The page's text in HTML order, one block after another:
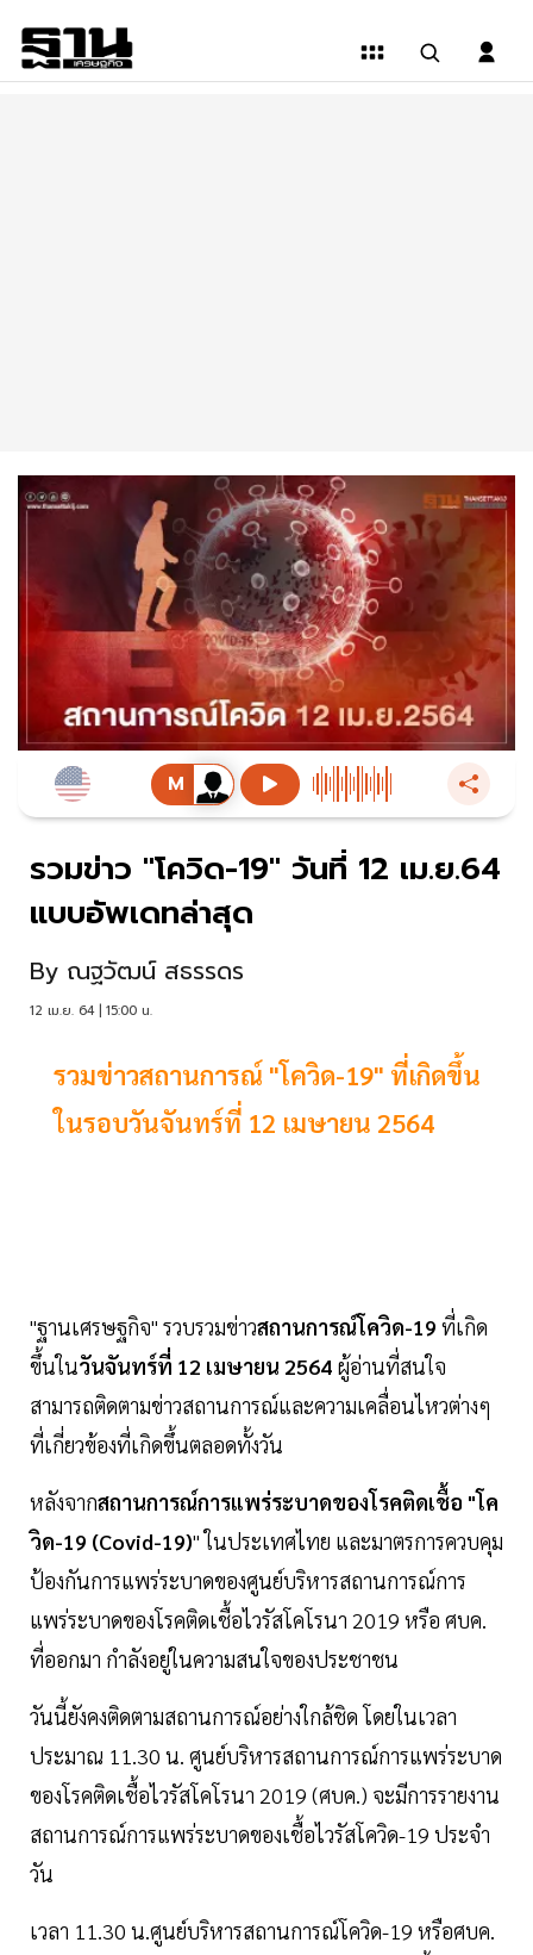
รวมข่าว "โควิด-19" วันที่ 12 เม.ย.64
แบบอัพเดทล่าสุด
By ณฐวัฒน์ สธรรดร
12 เม.ย. 64 | 15:00 น.
รวมข่าวสถานการณ์ "โควิด-19" ที่เกิดขึ้น
ในรอบวันจันทร์ที่ 12 เมษายน 2564
"ฐานเศรษฐกิจ" รวบรวมข่าวสถานการณ์โควิด-19 ที่เกิด
ขึ้นในวันจันทร์ที่ 12 เมษายน 2564 ผู้อ่านที่สนใจ
สามารถติดตามข่าวสถานการณ์และความเคลื่อนไหวต่างๆ
ที่เกี่ยวข้องที่เกิดขึ้นตลอดทั้งวัน
หลังจากสถานการณ์การแพร่ระบาดของโรคติดเชื้อ "โค
วิด-19 (Covid-19)" ในประเทศไทย และมาตรการควบคุม
ป้องกันการแพร่ระบาดของศูนย์บริหารสถานการณ์การ
แพร่ระบาดของโรคติดเชื้อไวรัสโคโรนา 2019 หรือ ศบค.
ที่ออกมา กำลังอยู่ในความสนใจของประชาชน
วันนี้ยังคงติดตามสถานการณ์อย่างใกล้ชิด โดยในเวลา
ประมาณ 11.30 น. ศูนย์บริหารสถานการณ์การแพร่ระบาด
ของโรคติดเชื้อไวรัสโคโรนา 2019 (ศบค.) จะมีการรายงาน
สถานการณ์การแพร่ระบาดของเชื้อไวรัสโควิด-19 ประจำ
วัน
เวลา 11.30 น.ศูนย์บริหารสถานการณ์โควิด-19 หรือศบค.